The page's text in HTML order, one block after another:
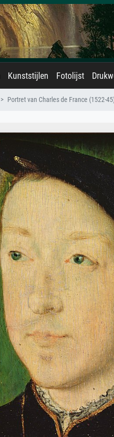
Kunststijlen Fotolijst
Portret van Charles de France (1522-